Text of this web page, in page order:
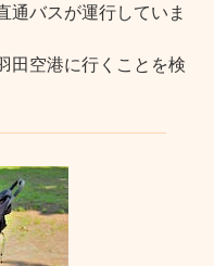
通バスが運行していま
田空港に行くことを検